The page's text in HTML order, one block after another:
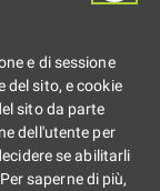
la
e di sessione
del sito, e cookie
sito da parte
dell'utente per
se abilitarli
saperne di più,